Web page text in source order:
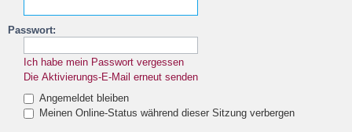
Passwort:
Ich habe mein Passwort vergessen
Die Aktivierungs-E-Mail erneut senden
Angemeldet bleiben
Meinen Online-Status während dieser Sitzung verbergen